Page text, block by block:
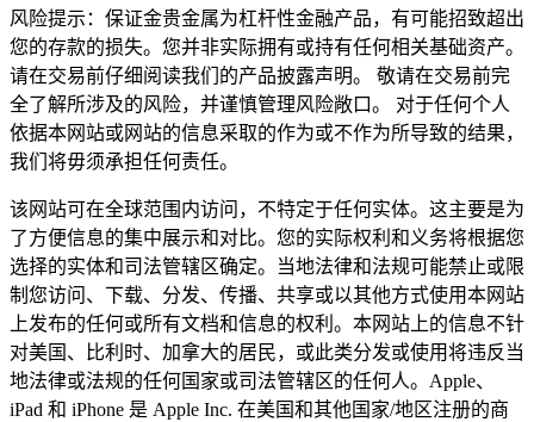
风险提示：保证金贵金属为杠杆性金融产品，有可能招致超出
您的存款的损失。您并非实际拥有或持有任何相关基础资产。
请在交易前仔细阅读我们的产品披露声明。 敬请在交易前完
全了解所涉及的风险，并谨慎管理风险敞口。 对于任何个人
依据本网站或网站的信息采取的作为或不作为所导致的结果，
我们将毋须承担任何责任。
该网站可在全球范围内访问，不特定于任何实体。这主要是为
了方便信息的集中展示和对比。您的实际权利和义务将根据您
选择的实体和司法管辖区确定。当地法律和法规可能禁止或限
制您访问、下载、分发、传播、共享或以其他方式使用本网站
上发布的任何或所有文档和信息的权利。本网站上的信息不针
对美国、比利时、加拿大的居民，或此类分发或使用将违反当
地法律或法规的任何国家或司法管辖区的任何人。Apple、
iPad 和 iPhone 是 Apple Inc. 在美国和其他国家/地区注册的商